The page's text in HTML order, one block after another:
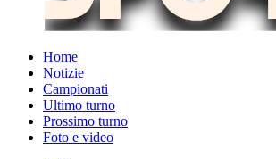
Home
Notizie
Campionati
Ultimo turno
Prossimo turno
Foto e video